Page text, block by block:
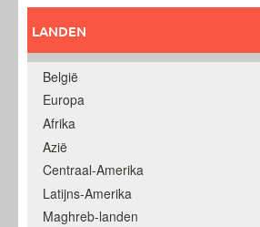
LANDEN
België
Europa
Afrika
Azië
Centraal-Amerika
Latijns-Amerika
Maghreb-landen